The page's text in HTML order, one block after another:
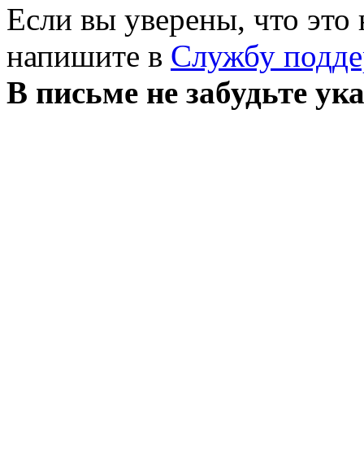
Если вы уверены, что
напишите в Службу
В письме не забудьте